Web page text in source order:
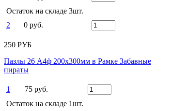
Остаток на складе 3шт.
2
0 руб.
250 РУБ
Пазлы 26 А4ф 200х300мм в Рамке Забавные
пираты
1
75 руб.
Остаток на складе 1шт.